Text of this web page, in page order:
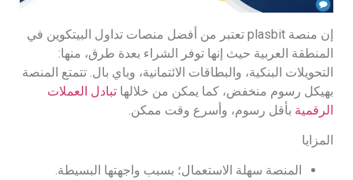
إن منصة plasbit تعتبر من أفضل منصات تداول البيتكوين في
المنطقة العربية حيث إنها توفر الشراء بعدة طرق، منها:
التحويلات البنكية، والبطاقات الائتمانية، وباي بال. تتمتع المنصة
بهيكل رسوم منخفض، كما يمكن من خلالها تبادل العملات
الرقمية بأقل رسوم، وأسرع وقت ممكن.
المزايا
المنصة سهلة الاستعمال؛ بسبب واجهتها البسيطة.